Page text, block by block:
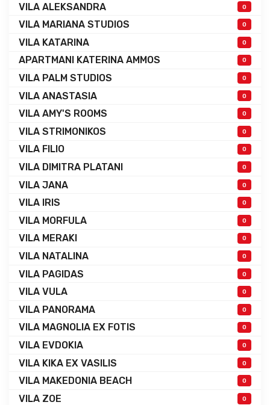
VILA ALEKSANDRA 0
VILA MARIANA STUDIOS 0
VILA KATARINA 0
APARTMANI KATERINA AMMOS 0
VILA PALM STUDIOS 0
VILA ANASTASIA 0
VILA AMY'S ROOMS 0
VILA STRIMONIKOS 0
VILA FILIO 0
VILA DIMITRA PLATANI 0
VILA JANA 0
VILA IRIS 0
VILA MORFULA 0
VILA MERAKI 0
VILA NATALINA 0
VILA PAGIDAS 0
VILA VULA 0
VILA PANORAMA 0
VILA MAGNOLIA EX FOTIS 0
VILA EVDOKIA 0
VILA KIKA EX VASILIS 0
VILA MAKEDONIA BEACH 0
VILA ZOE 0